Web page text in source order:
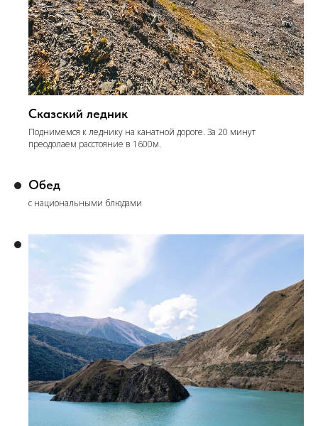
Сказский ледник
Поднимемся к леднику на канатной дороге. За 20 минут
преодолаем расстояние в 1600м.
Обед
с национальными блюдами